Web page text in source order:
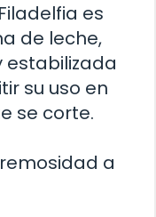
es
de leche,
estabilizada
su uso en
se corte.
a